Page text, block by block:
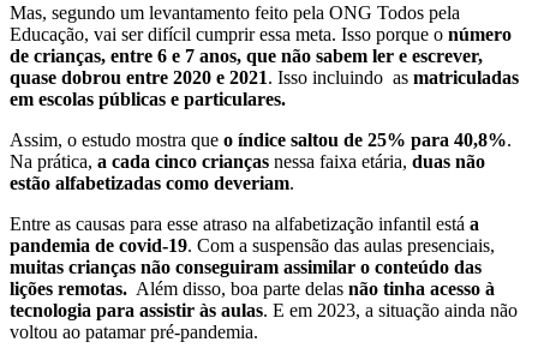
Mas, segundo um levantamento feito pela ONG Todos pela
Educação, vai ser difícil cumprir essa meta. Isso porque o número
de crianças, entre 6 e 7 anos, que não sabem ler e escrever,
quase dobrou entre 2020 e 2021. Isso incluindo as matriculadas
em escolas públicas e particulares.
Assim, o estudo mostra que o índice saltou de 25% para 40,8%.
Na prática, a cada cinco crianças nessa faixa etária, duas não
estão alfabetizadas como deveriam.
Entre as causas para esse atraso na alfabetização infantil está a
pandemia de covid-19. Com a suspensão das aulas presenciais,
muitas crianças não conseguiram assimilar o conteúdo das
lições remotas. Além disso, boa parte delas não tinha acesso à
tecnologia para assistir às aulas. E em 2023, a situação ainda não
voltou ao patamar pré-pandemia.